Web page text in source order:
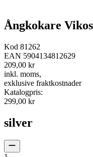
Ångkokare
Kod 81262
EAN 5904134812629
209,00 kr
inkl. moms,
exklusive fraktkostnader
Katalogpris:
299,00 kr
silver